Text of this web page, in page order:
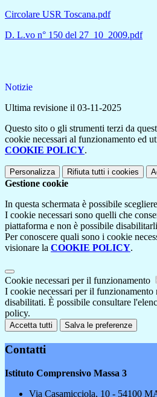
Circolare USR Toscana.pdf
D. L.vo n° 150 del 27_10_2009.pdf
Notizie
Ultima revisione il 03-11-2025
Questo sito o gli strumenti terzi da
cookie necessari al funzionamento ed
COOKIE POLICY.
Personalizza Rifiuta tutti i cookies
Gestione cookie
In questa schermata è possibile
I cookie necessari sono quelli che
piattaforma e non è possibile
Per conoscere quali sono i cookie
visionare la COOKIE POLICY.
Cookie necessari per il funzionamento
I cookie necessari per il funzionamento
disabilitati. È possibile consultare
policy.
Accetta tutti Salva le preferenze
Contatti
Istituto Comprensivo Massa 3
Via Casamicciola, 10 - 54100